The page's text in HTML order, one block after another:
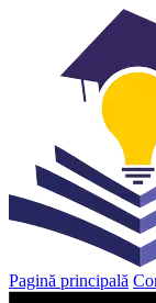
Pagină principală